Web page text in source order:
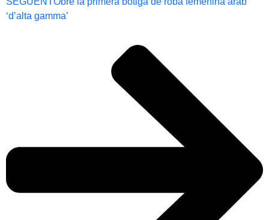
‘d’alta gamma’